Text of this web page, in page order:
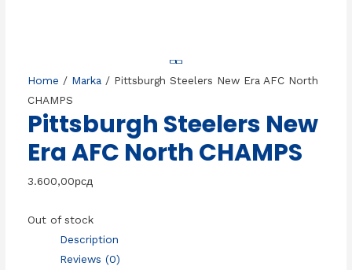
Home / Marka / Pittsburgh Steelers New Era AFC North
CHAMPS
Pittsburgh Steelers New
Era AFC North CHAMPS
3.600,00рсд
Out of stock
Description
Reviews (0)